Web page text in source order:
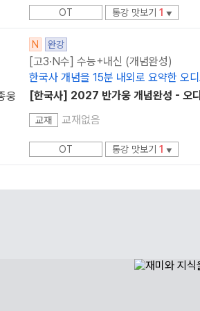
OT 통강 맛보기 1 ▼
웅
N 완강
[고3·N수] 수능+내신 (개념완성)
한국사 개념을 15분 내외로 요약한 오
[한국사] 2027 반가웅 개념완성 - 오
교재 교재없음
OT 통강 맛보기 1 ▼